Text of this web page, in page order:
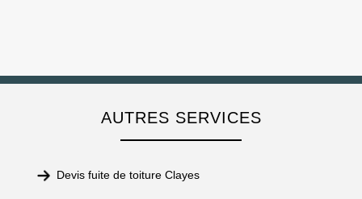
AUTRES SERVICES
Devis fuite de toiture Clayes